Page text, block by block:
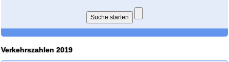
Verkehrszahlen 2019